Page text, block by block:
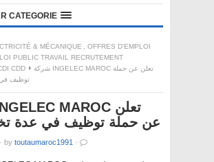
CATEGORIE
& MÉCANIQUE , OFFRES D'EMPLOI
PUBLIC TRAVAIL RECRUTEMENT
CDD
شركة INGELEC MAROC تعلن عن حملة
توظيف
عن حملة توظيف في عدة
· by toutaumaroc1991 ·